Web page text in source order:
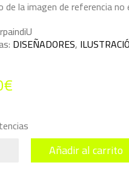
de la imagen de referencia no
DISEÑADORES,
€
Añadir al carrito